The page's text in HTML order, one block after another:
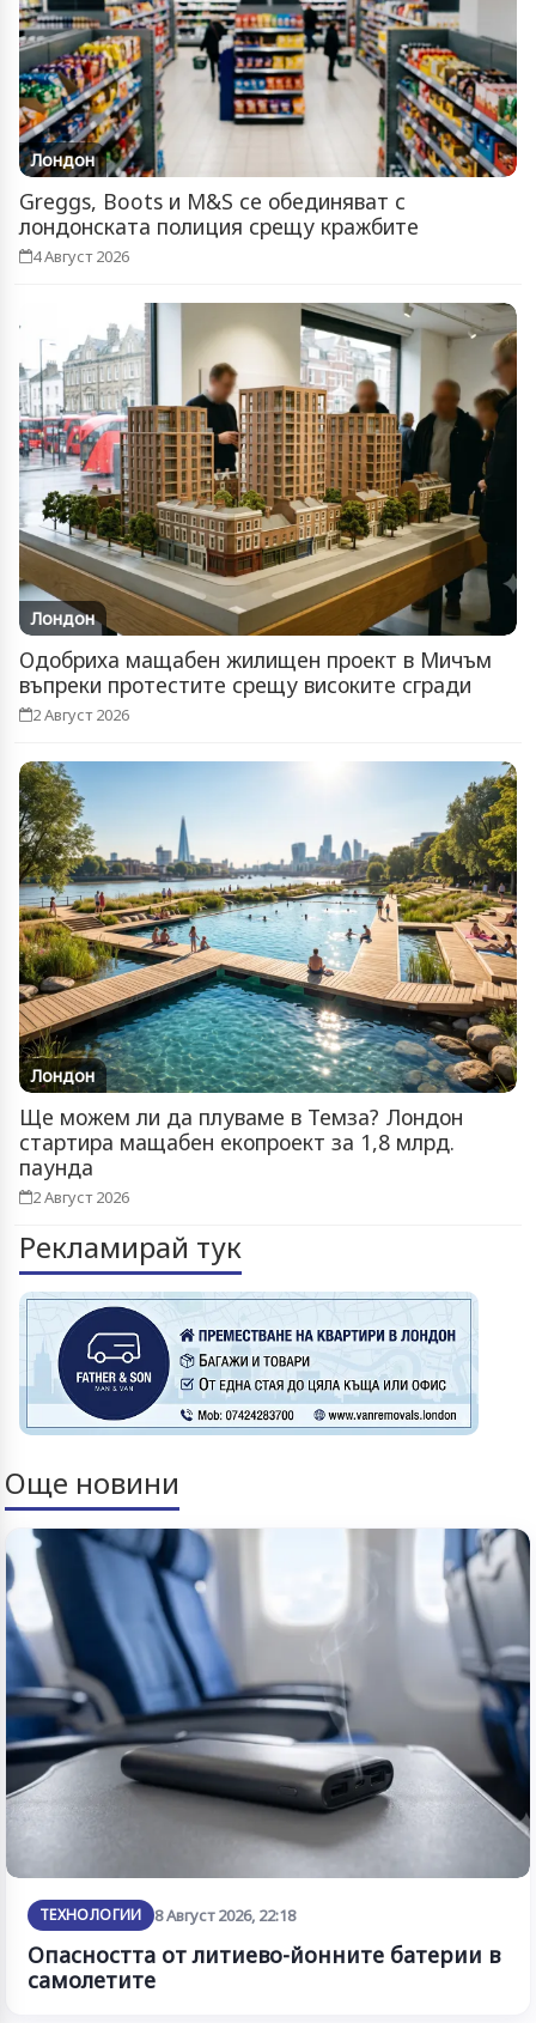
Лондон
Greggs, Boots и M&S се обединяват с
лондонската полиция срещу кражбите
4 Август 2026
Лондон
Одобриха мащабен жилищен проект в Мичъм
въпреки протестите срещу високите сгради
2 Август 2026
Лондон
Ще можем ли да плуваме в Темза? Лондон
стартира мащабен екопроект за 1,8 млрд.
паунда
2 Август 2026
Рекламирай тук
Още новини
ТЕХНОЛОГИИ 8 Август 2026, 22:18
Опасността от литиево-йонните батерии в
самолетите